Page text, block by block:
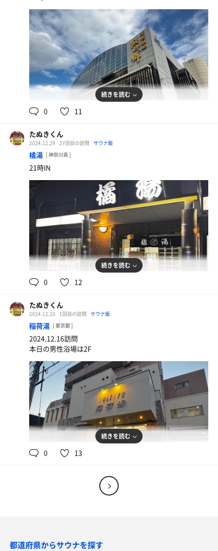
四川風麻婆豆腐
サラダバー付き（ご飯、パン、サラダ、フルーツ、ス
ープ、お汁粉）
続きを読む
0 11
たぬきくん
2024.12.29 27回目の訪問 サウナ飯
橘湯 [ 神奈川県 ]
21時IN
ミニラーメン
続きを読む
0 12
たぬきくん
2024.12.20 1回目の訪問 サウナ飯
稲荷湯 [ 東京都 ]
2024.12.16訪問
本日の男性浴場は2F
続きを読む
0 13
都道府県からサウナを探す